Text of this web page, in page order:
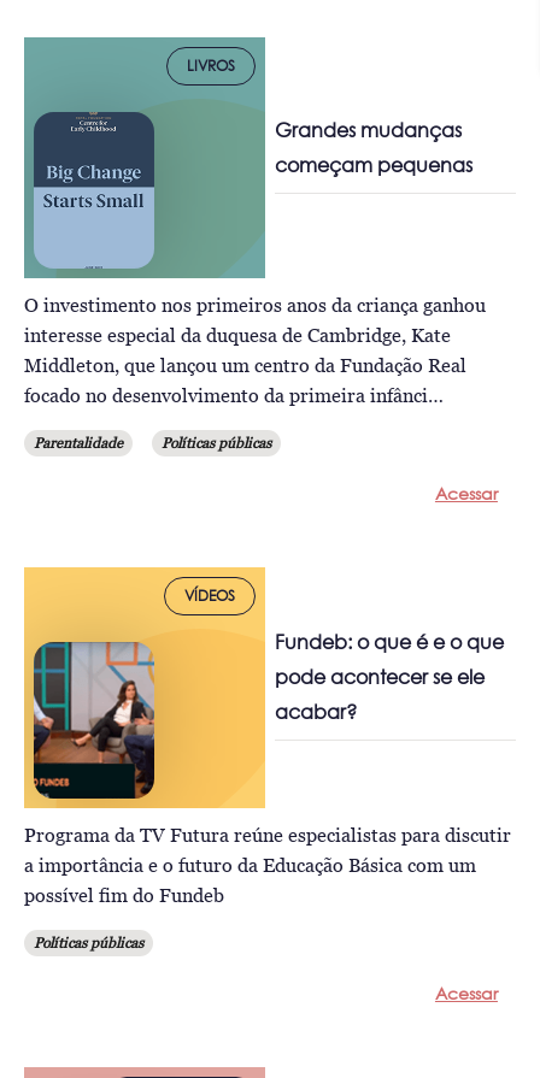
LIVROS
Grandes mudanças
começam pequenas
O investimento nos primeiros anos da criança ganhou
interesse especial da duquesa de Cambridge, Kate
Middleton, que lançou um centro da Fundação Real
focado no desenvolvimento da primeira infânci…
Parentalidade Políticas públicas
Acessar
VÍDEOS
Fundeb: o que é e o que
pode acontecer se ele
acabar?
Programa da TV Futura reúne especialistas para discutir
a importância e o futuro da Educação Básica com um
possível fim do Fundeb
Políticas públicas
Acessar